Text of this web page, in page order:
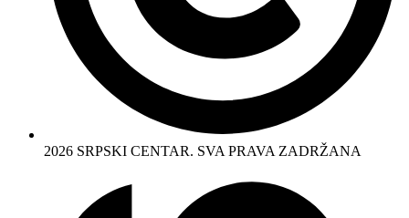
2026 SRPSKI CENTAR. SVA PRAVA ZADRŽANA